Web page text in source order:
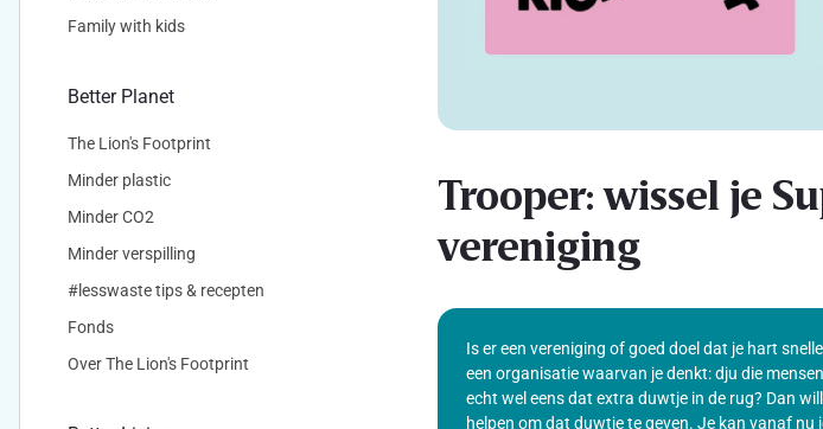
Family with kids
Better Planet
The Lion's Footprint
Minder plastic
Minder CO2
Minder verspilling
#lesswaste tips & recepten
Fonds
Over The Lion's Footprint
Trooper: wissel je
vereniging
Is er een vereniging of goed doel dat je hart
een organisatie waarvan je denkt: dju die
echt wel eens dat extra duwtje in de rug? Dan
helpen om dat duwtje te geven. Je kan vanaf nu